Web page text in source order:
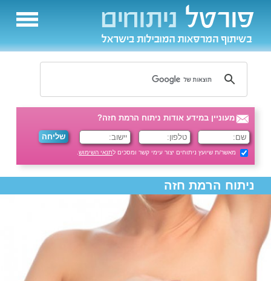
מעוניין במידע אודות ניתוח הרמת חזה?
מאשר/ת שיועץ ניתוחים יצור עימי קשר ומסכים לתנאי השימוש.
ניתוח הרמת חזה